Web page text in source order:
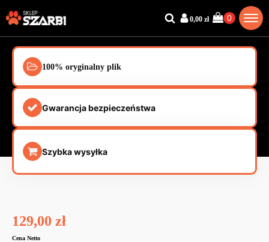
0,00 zł
100% oryginalny plik
Gwarancja bezpieczeństwa
Szybka wysyłka
129,00 zł
Cena Netto